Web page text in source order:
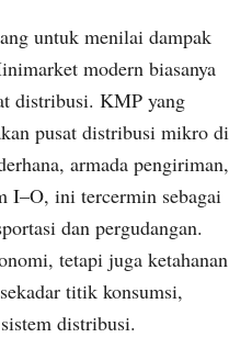
untuk menilai dampak
modern biasanya
distribusi. KMP yang
pusat distribusi mikro di
armada pengiriman,
I–O, ini tercermin sebagai
dan pergudangan.
tetapi juga ketahanan
titik konsumsi,
distribusi.